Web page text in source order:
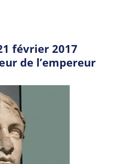
février 2017
de l’empereur